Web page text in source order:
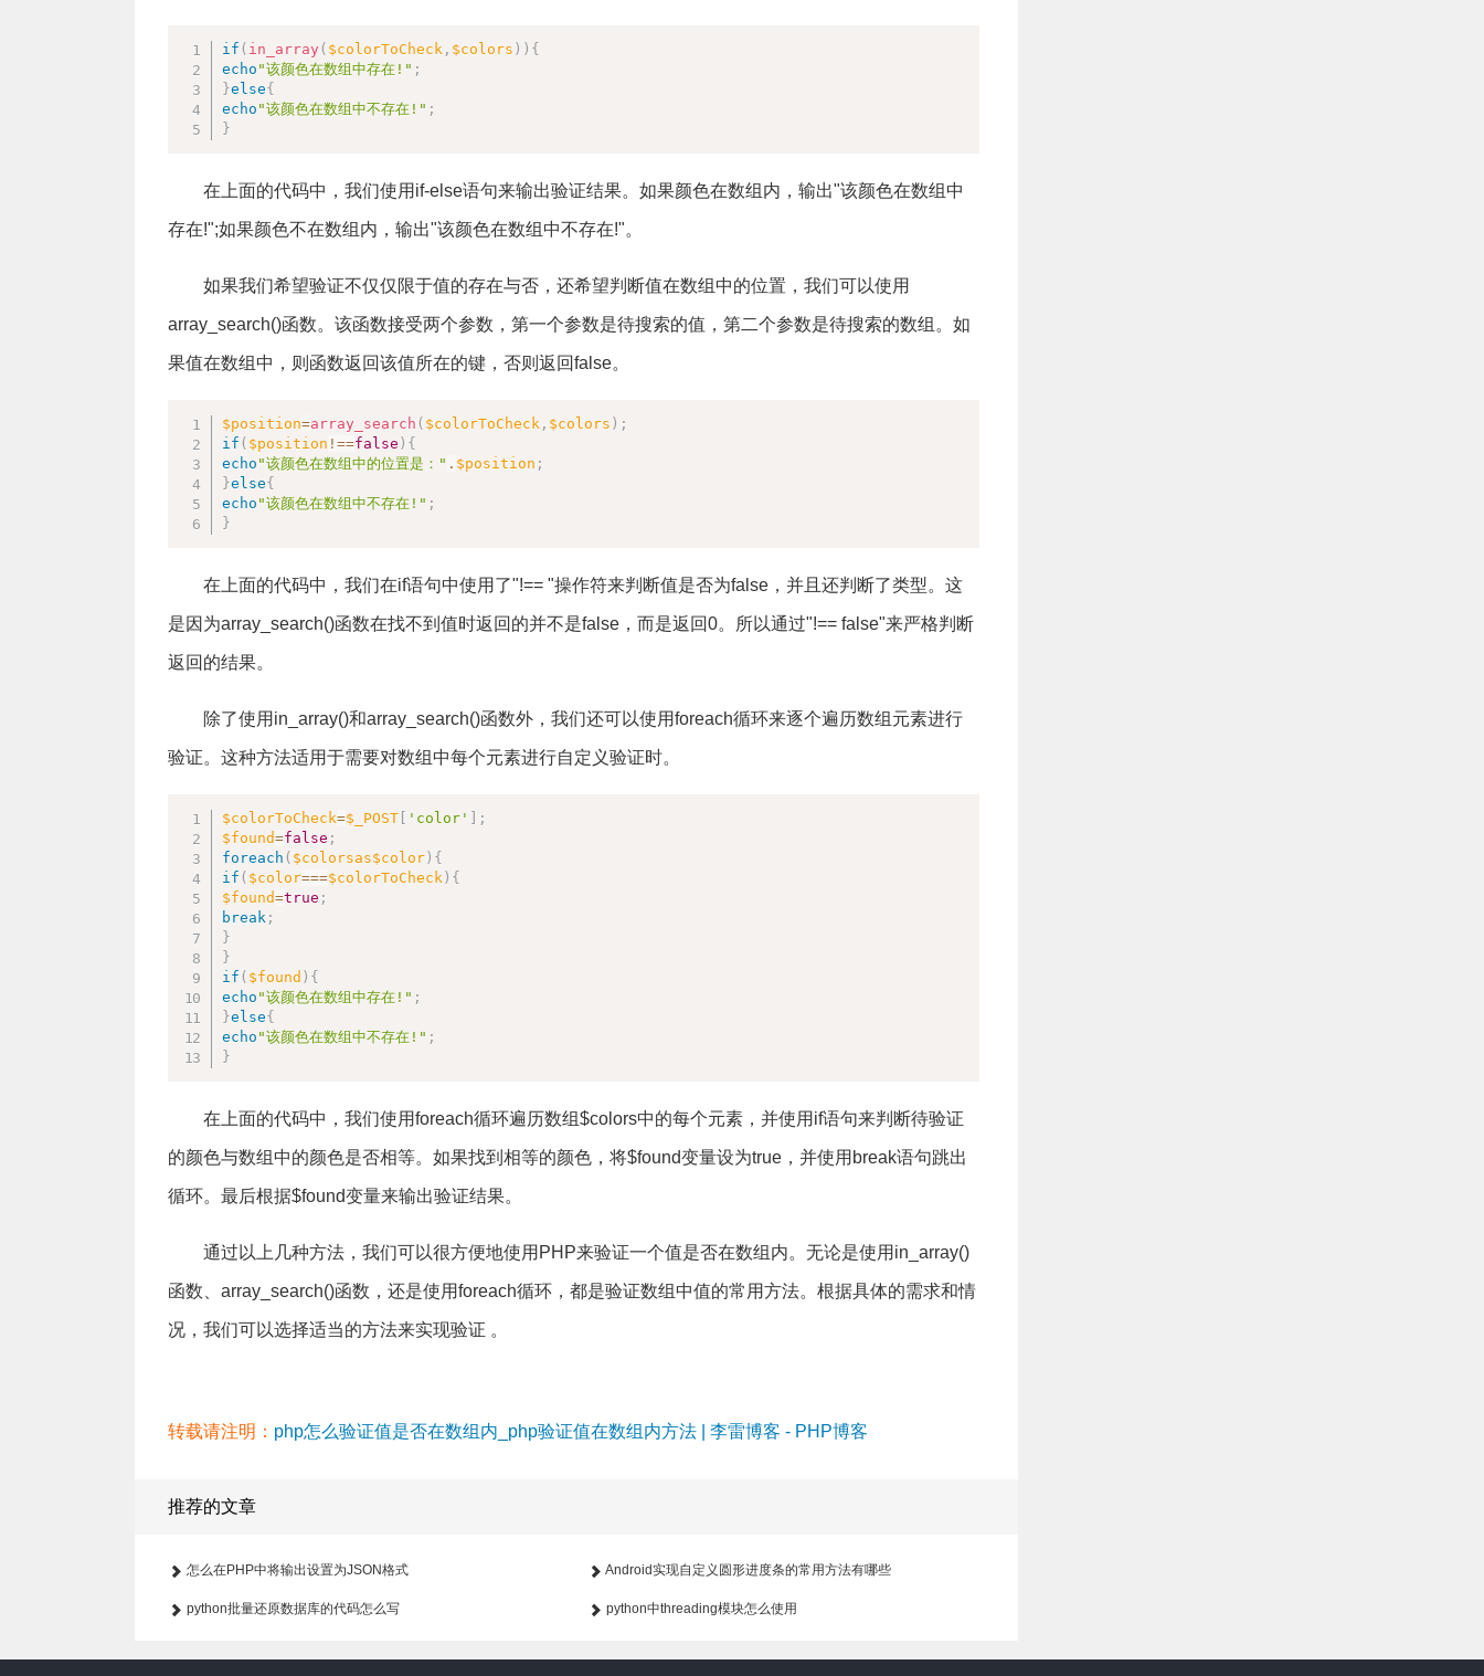
if ( in_array ( $colorToCheck , $colors ) ) {
echo "该颜色在数组中存在!" ;
}else{
echo "该颜色在数组中不存在!" ;
}
在上面的代码中，我们使用if-else语句来输出验证结果。如果颜色在数组内，输出"该颜色在数组中
存在!";如果颜色不在数组内，输出"该颜色在数组中不存在!"。
如果我们希望验证不仅仅限于值的存在与否，还希望判断值在数组中的位置，我们可以使用
array_search()函数。该函数接受两个参数，第一个参数是待搜索的值，第二个参数是待搜索的数组。如
果值在数组中，则函数返回该值所在的键，否则返回false。
$position=array_search ( $colorToCheck , $colors ) ;
if ( $position !==false ) {
echo "该颜色在数组中的位置是：" . $position ;
}else{
echo "该颜色在数组中不存在!" ;
}
在上面的代码中，我们在if语句中使用了"!== "操作符来判断值是否为false，并且还判断了类型。这
是因为array_search()函数在找不到值时返回的并不是false，而是返回0。所以通过"!== false"来严格判断
返回的结果。
除了使用in_array()和array_search()函数外，我们还可以使用foreach循环来逐个遍历数组元素进行
验证。这种方法适用于需要对数组中每个元素进行自定义验证时。
$colorToCheck=$_POST 'color'
;
$found=false ;
foreach ( $colorsas$color ) {
if ( $color===$colorToCheck ) {
$found=true ;
break ;
}
}
if ( $found ) {
echo "该颜色在数组中存在!" ;
}else{
echo "该颜色在数组中不存在!" ;
}
在上面的代码中，我们使用foreach循环遍历数组$colors中的每个元素，并使用if语句来判断待验证
的颜色与数组中的颜色是否相等。如果找到相等的颜色，将$found变量设为true，并使用break语句跳出
循环。最后根据$found变量来输出验证结果。
通过以上几种方法，我们可以很方便地使用PHP来验证一个值是否在数组内。无论是使用in_array()
函数、array_search()函数，还是使用foreach循环，都是验证数组中值的常用方法。根据具体的需求和情
况，我们可以选择适当的方法来实现验证 。
转载请注明： php怎么验证值是否在数组内_php验证值在数组内方法 | 李雷博客 - PHP博客
推荐的文章
怎么在PHP中将输出设置为JSON格式 Android实现自定义圆形进度条的常用方法有哪些
python批量还原数据库的代码怎么写 python中threading模块怎么使用